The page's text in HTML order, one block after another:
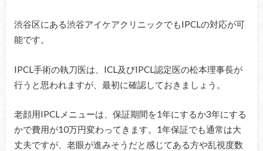
渋谷区にある渋谷アイケアクリニックでもIPCLの対応が可
能です。
IPCL手術の執刀医は、ICL及びIPCL認定医の松本理事長が
行うと思われますが、最初に確認しておきましょう。
老顔用IPCLメニューは、保証期間を1年にするか3年にする
かで費用が10万円変わってきます。1年保証でも通常は大
丈夫ですが、老眼が進みそうだと感じてある方や乱視度数